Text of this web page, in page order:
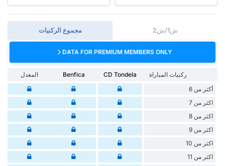
مجموع الركنيات ش1/ش2
DATA FOR PREMIUM MEMBERS ONLY
ركنيات المباراة CD Tondela
Benfica
المعدل
أكثر من 6
اكثر من 7
اكثر من 8
اكثر من 9
اكثر من 10
اكثر من 11